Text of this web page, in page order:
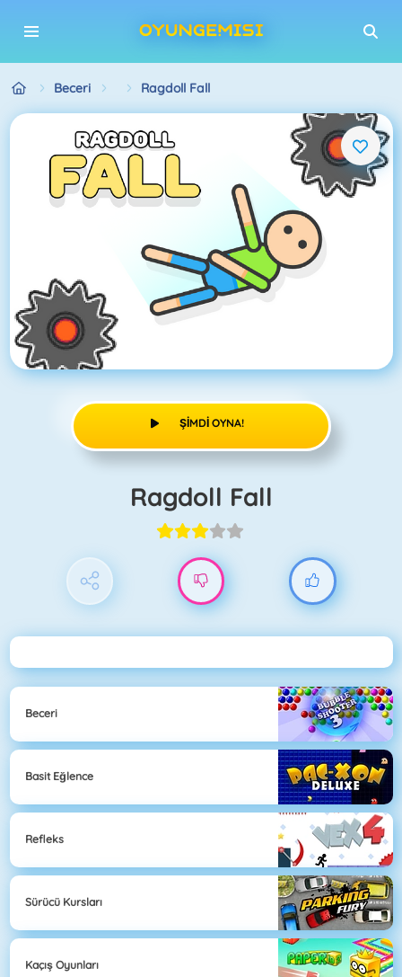
Beceri Ragdoll Fall
ŞIMDI OYNA!
Ragdoll Fall
Beceri
Basit Eğlence
Refleks
Sürücü Kursları
Kaçış Oyunları